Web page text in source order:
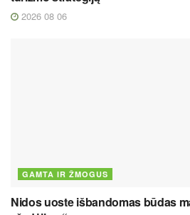
2026 08 06
GAMTA IR ŽMOGUS
Nidos uoste išbandomas būdas